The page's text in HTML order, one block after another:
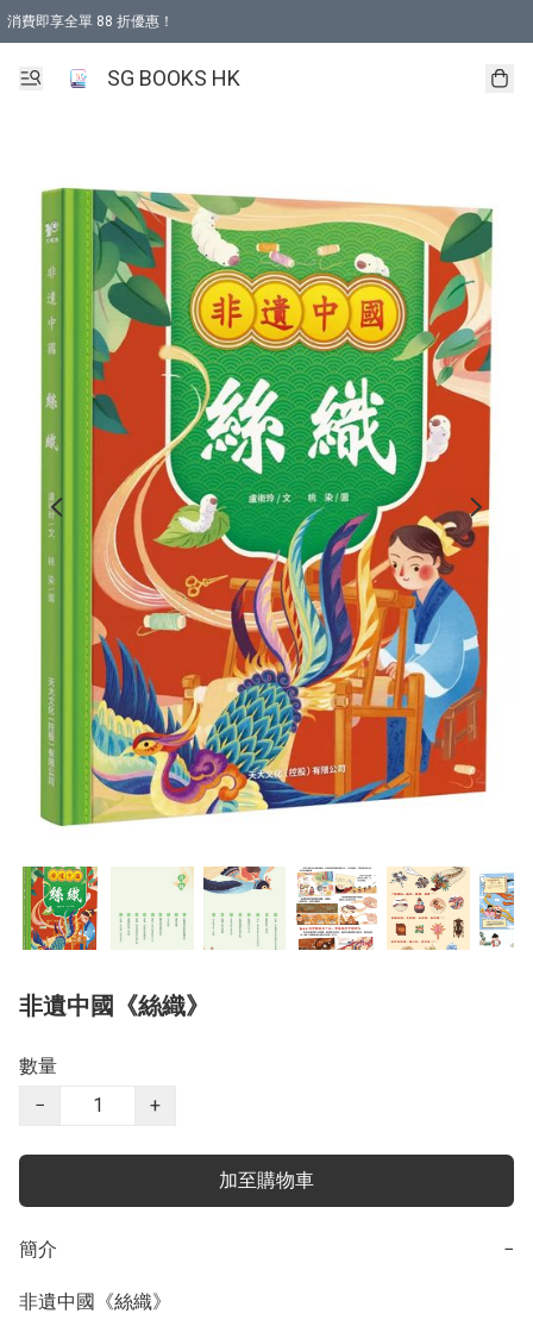
消費即享全單 88 折優惠！
SG BOOKS HK
非遺中國《絲織》
數量
−
+
加至購物車
簡介 −
非遺中國《絲織》